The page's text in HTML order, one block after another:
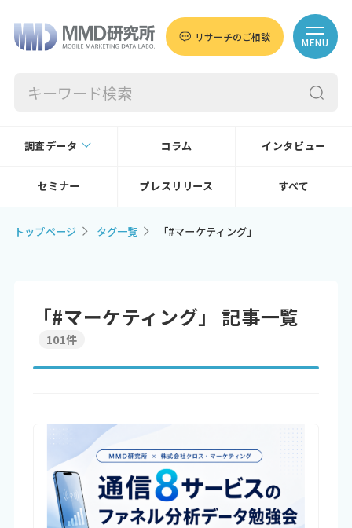
リサーチのご相談 MENU
調査データ コラム インタビュー
セミナー プレスリリース すべて
トップページ タグ一覧 「#マーケティング」
「#マーケティング」 記事一覧
101件